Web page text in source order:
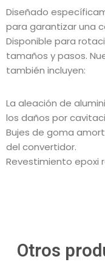
Diseñado
para garantizar una
Disponible para
tamaños y pasos.
también incluyen:
La aleación de
los daños por
Bujes de goma
del convertidor.
Revestimiento epoxi
Otros